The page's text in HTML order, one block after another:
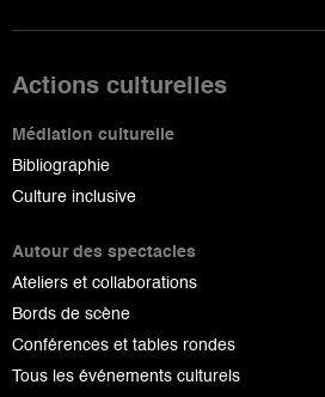
Actions culturelles
Médiation culturelle
Bibliographie
Culture inclusive
Autour des spectacles
Ateliers et collaborations
Bords de scène
Conférences et tables rondes
Tous les événements culturels